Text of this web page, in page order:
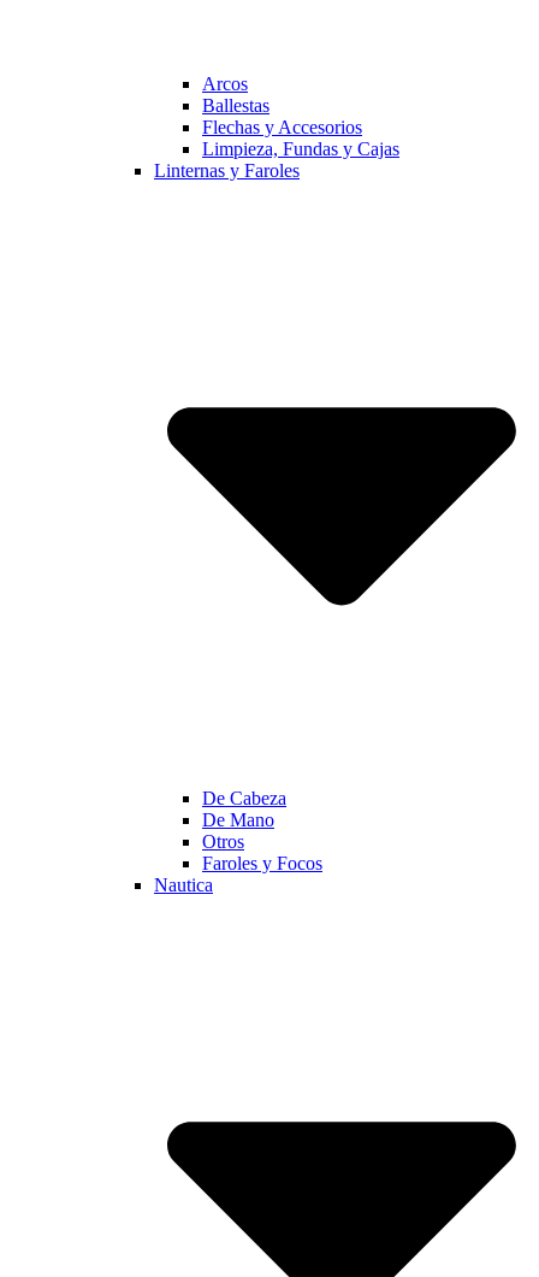
Arcos
Ballestas
Flechas y Accesorios
Limpieza, Fundas y Cajas
Linternas y Faroles
De Cabeza
De Mano
Otros
Faroles y Focos
Nautica